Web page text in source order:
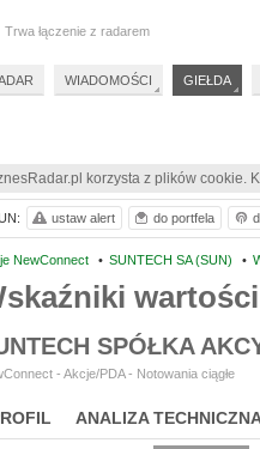
korzysta z plików cookie.
NewConnect • SUNTECH SA (SUN) •
SPÓŁKA
- Akcje/PDA - Notowania ciągłe
ANALIZA
ustaw alert do portfela
40
Trwa łączenie z radarem
WIADOMOŚCI GIEŁDA